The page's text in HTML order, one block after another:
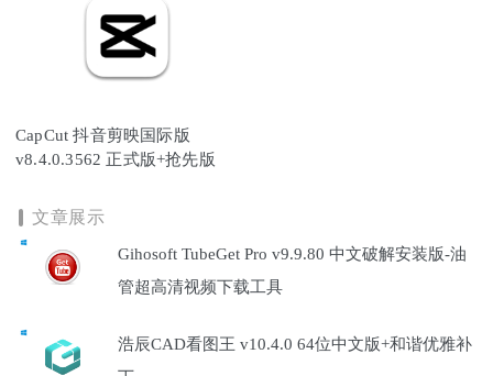
CapCut 抖音剪映国际版
v8.4.0.3562 正式版+抢先版
文章展示
Gihosoft TubeGet Pro v9.9.80 中文破解安装版-油
管超高清视频下载工具
浩辰CAD看图王 v10.4.0 64位中文版+和谐优雅补